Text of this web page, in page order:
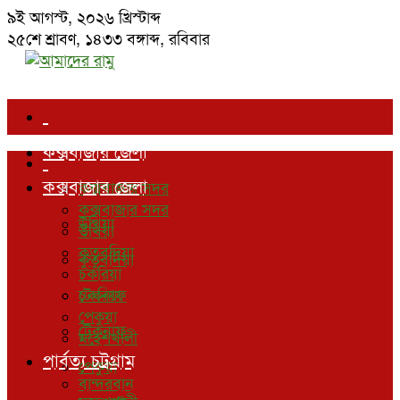
৯ই আগস্ট, ২০২৬ খ্রিস্টাব্দ
২৫শে শ্রাবণ, ১৪৩৩ বঙ্গাব্দ,রবিবার
কক্সবাজার জেলা
কক্সবাজার সদর
উখিয়া
কুতুবদিয়া
চকরিয়া
টেকনাফ
পেকুয়া
কক্সবাজার জেলা
কক্সবাজার সদর
উখিয়া
কুতুবদিয়া
চকরিয়া
টেকনাফ
পেকুয়া
মহেশখালী
পার্বত্য চট্রগ্রাম
বান্দরবান